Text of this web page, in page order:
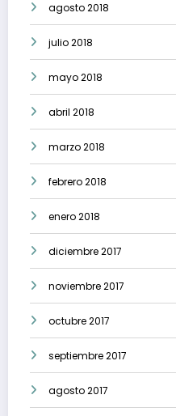
agosto 2018
julio 2018
mayo 2018
abril 2018
marzo 2018
febrero 2018
enero 2018
diciembre 2017
noviembre 2017
octubre 2017
septiembre 2017
agosto 2017